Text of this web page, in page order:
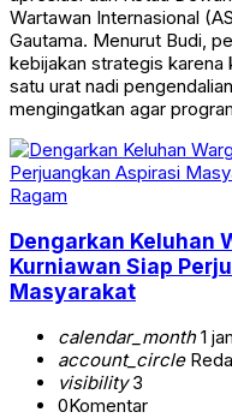
Wartawan Internasional
Gautama. Menurut Budi,
kebijakan strategis karena
satu urat nadi
mengingatkan agar
Ragam
Dengarkan Keluhan
Kurniawan Siap
Masyarakat
calendar_month1
account_circle
visibility3
0Komentar